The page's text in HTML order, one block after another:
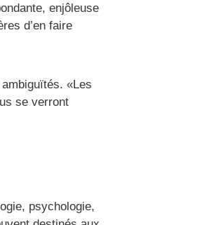
enjôleuse
d’en faire
«Les
se verront
psychologie,